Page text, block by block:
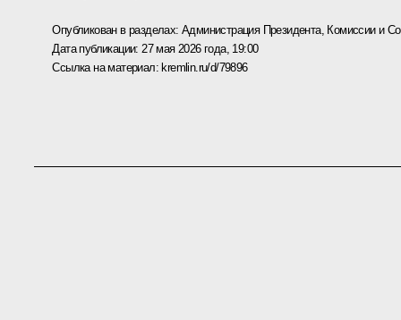
Опубликован в разделах: Администрация Президента, Комиссии и
Дата публикации: 27 мая 2026 года, 19:00
Ссылка на материал: kremlin.ru/d/79896